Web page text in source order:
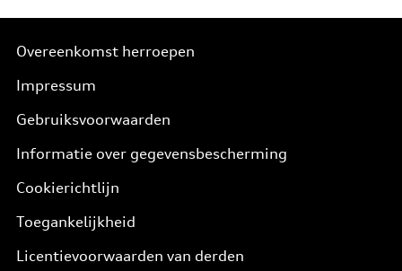
Overeenkomst herroepen
Impressum
Gebruiksvoorwaarden
Informatie over gegevensbescherming
Cookierichtlijn
Toegankelijkheid
Licentievoorwaarden van derden